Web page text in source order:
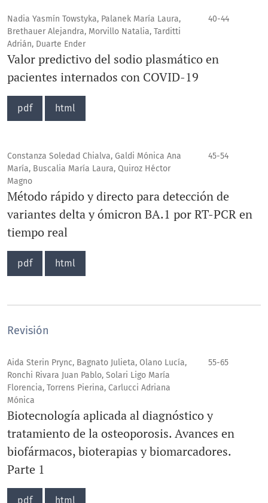
Nadia Yasmín Towstyka, Palanek María Laura,
Brethauer Alejandra, Morvillo Natalia, Tarditti
Adrián, Duarte Ender
40-44
Valor predictivo del sodio plasmático en
pacientes internados con COVID-19
pdf html
Constanza Soledad Chialva, Galdi Mónica Ana
María, Buscalia María Laura, Quiroz Héctor
Magno
45-54
Método rápido y directo para detección de
variantes delta y ómicron BA.1 por RT-PCR en
tiempo real
pdf html
Revisión
Aida Sterin Prync, Bagnato Julieta, Olano Lucía,
Ronchi Rivara Juan Pablo, Solari Ligo María
Florencia, Torrens Pierina, Carlucci Adriana
Mónica
55-65
Biotecnología aplicada al diagnóstico y
tratamiento de la osteoporosis. Avances en
biofármacos, bioterapias y biomarcadores.
Parte 1
pdf html